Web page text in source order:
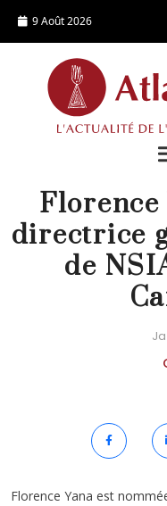
9 Août 2026
Florence
directrice
de
Florence Yana est